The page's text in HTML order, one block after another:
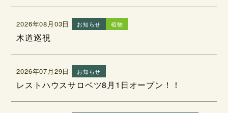
2026年08月03日 お知らせ 植物
木道巡視
2026年07月29日 お知らせ
レストハウスサロベツ8月1日オープン！！